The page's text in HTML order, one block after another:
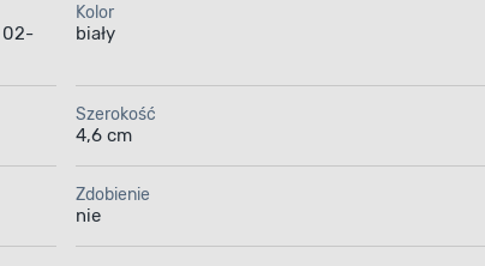
02-
Kolor
biały
Szerokość
4,6 cm
Zdobienie
nie